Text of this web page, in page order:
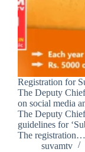
Registration for
The Deputy
on social media
The Deputy
guidelines for
The registration…
suvamtv